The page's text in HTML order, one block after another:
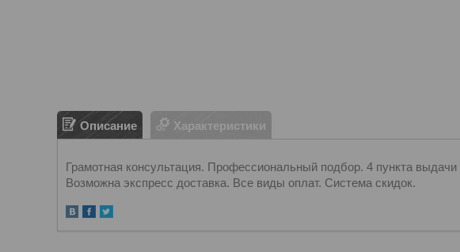
Описание Характеристики
Грамотная консультация. Профессиональный подбор. 4 пункта
Возможна экспресс доставка. Все виды оплат. Система скидок.